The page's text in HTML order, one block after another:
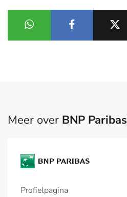
Meer over BNP Paribas
Profielpagina